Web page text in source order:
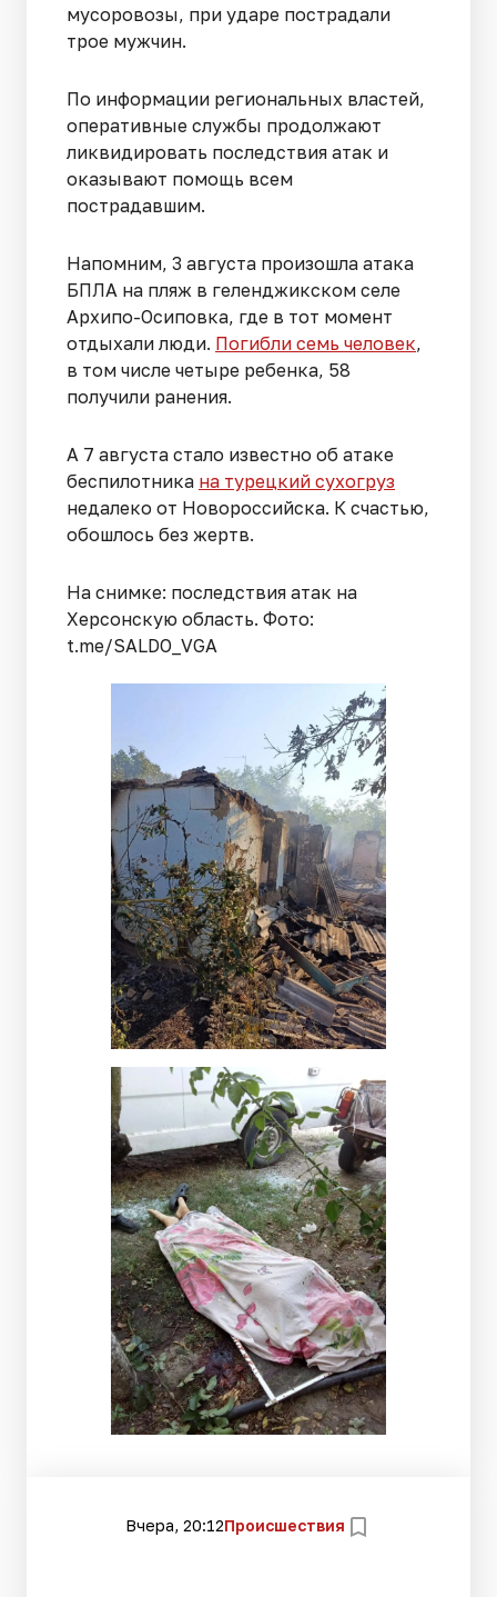
мусоровозы, при ударе пострадали
трое мужчин.
По информации региональных властей,
оперативные службы продолжают
ликвидировать последствия атак и
оказывают помощь всем
пострадавшим.
Напомним, 3 августа произошла атака
БПЛА на пляж в геленджикском селе
Архипо-Осиповка, где в тот момент
отдыхали люди. Погибли семь человек,
в том числе четыре ребенка, 58
получили ранения.
А 7 августа стало известно об атаке
беспилотника на турецкий сухогруз
недалеко от Новороссийска. К счастью,
обошлось без жертв.
На снимке: последствия атак на
Херсонскую область. Фото:
t.me/SALDO_VGA
Вчера, 20:12Происшествия